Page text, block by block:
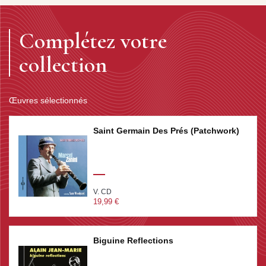
Complétez votre
collection
Œuvres sélectionnés
Saint Germain Des Prés (Patchwork)
V. CD
19,99 €
Biguine Reflections